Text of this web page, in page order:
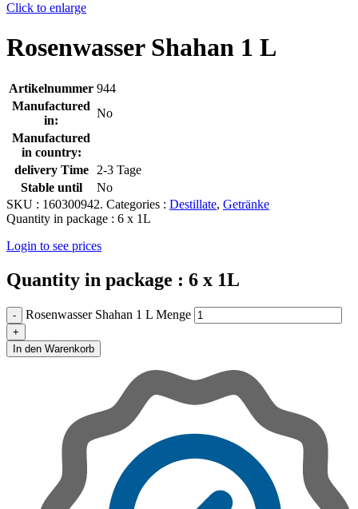
Click to enlarge
Rosenwasser Shahan 1 L
Artikelnummer 944
Manufactured
in:
No
Manufactured
in country:
delivery Time
2-3 Tage
Stable until
No
SKU : 160300942. Categories : Destillate, Getränke
Quantity in package : 6 x 1L
Login to see prices
Quantity in package : 6 x 1L
Rosenwasser Shahan 1 L Menge
In den Warenkorb